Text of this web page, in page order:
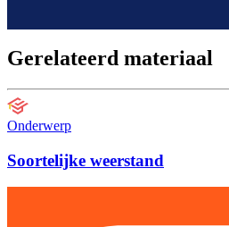
Gerelateerd materiaal
Onderwerp
Soortelijke weerstand